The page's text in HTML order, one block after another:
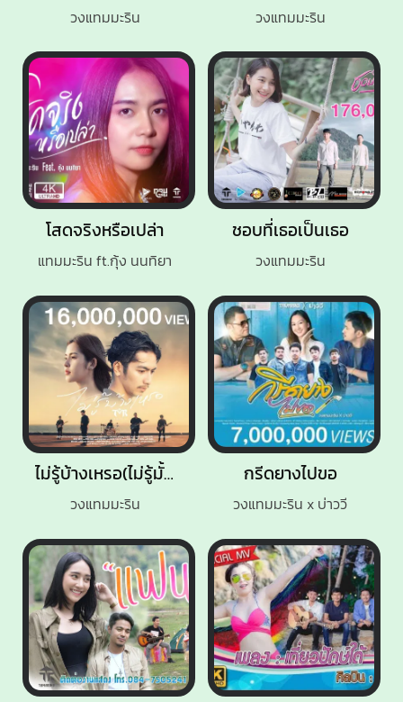
โสดจริงหรือเปล่า
แทมมะริน ft.กุ้ง นนทิยา
ชอบที่เธอเป็นเธอ
วงแทมมะริน
ไม่รู้บ้างเหรอ(ไม่รู้มั้งเห้อ)
วงแทมมะริน
กรีดยางไปขอ
วงแทมมะริน x บ่าววี
วงแทมมะริน วงแทมมะริน